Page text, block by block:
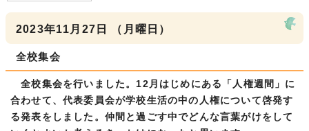
2023年11月27日 （月曜日）
全校集会
全校集会を行いました。12月はじめにある「人権週間」に
合わせて、代表委員会が学校生活の中の人権について啓発す
る発表をしました。仲間と過ごす中でどんな言葉がけをして